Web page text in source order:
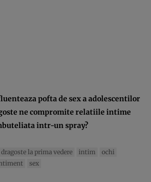
pofta de sex a adolescentilor
ne compromite relatiile intime
intr-un spray?
dragoste la prima vedere intim
ochi
sex